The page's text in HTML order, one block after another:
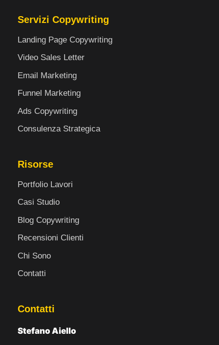
Servizi Copywriting
Landing Page Copywriting
Video Sales Letter
Email Marketing
Funnel Marketing
Ads Copywriting
Consulenza Strategica
Risorse
Portfolio Lavori
Casi Studio
Blog Copywriting
Recensioni Clienti
Chi Sono
Contatti
Contatti
Stefano Aiello